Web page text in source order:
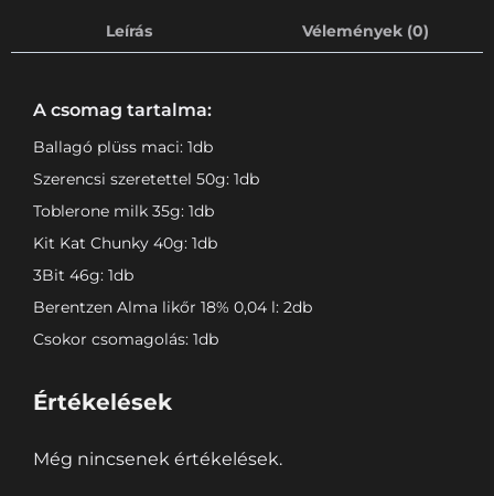
Leírás Vélemények (0)
A csomag tartalma:
Ballagó plüss maci: 1db
Szerencsi szeretettel 50g: 1db
Toblerone milk 35g: 1db
Kit Kat Chunky 40g: 1db
3Bit 46g: 1db
Berentzen Alma likőr 18% 0,04 l: 2db
Csokor csomagolás: 1db
Értékelések
Még nincsenek értékelések.